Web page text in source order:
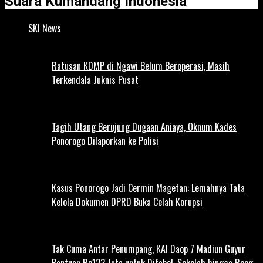
SKI News
Ratusan KDMP di Ngawi Belum Beroperasi, Masih
Terkendala Juknis Pusat
Tagih Utang Berujung Dugaan Aniaya, Oknum Kades
Ponorogo Dilaporkan ke Polisi
Kasus Ponorogo Jadi Cermin Magetan: Lemahnya Tata
Kelola Dokumen DPRD Buka Celah Korupsi
Tak Cuma Antar Penumpang, KAI Daop 7 Madiun Guyur